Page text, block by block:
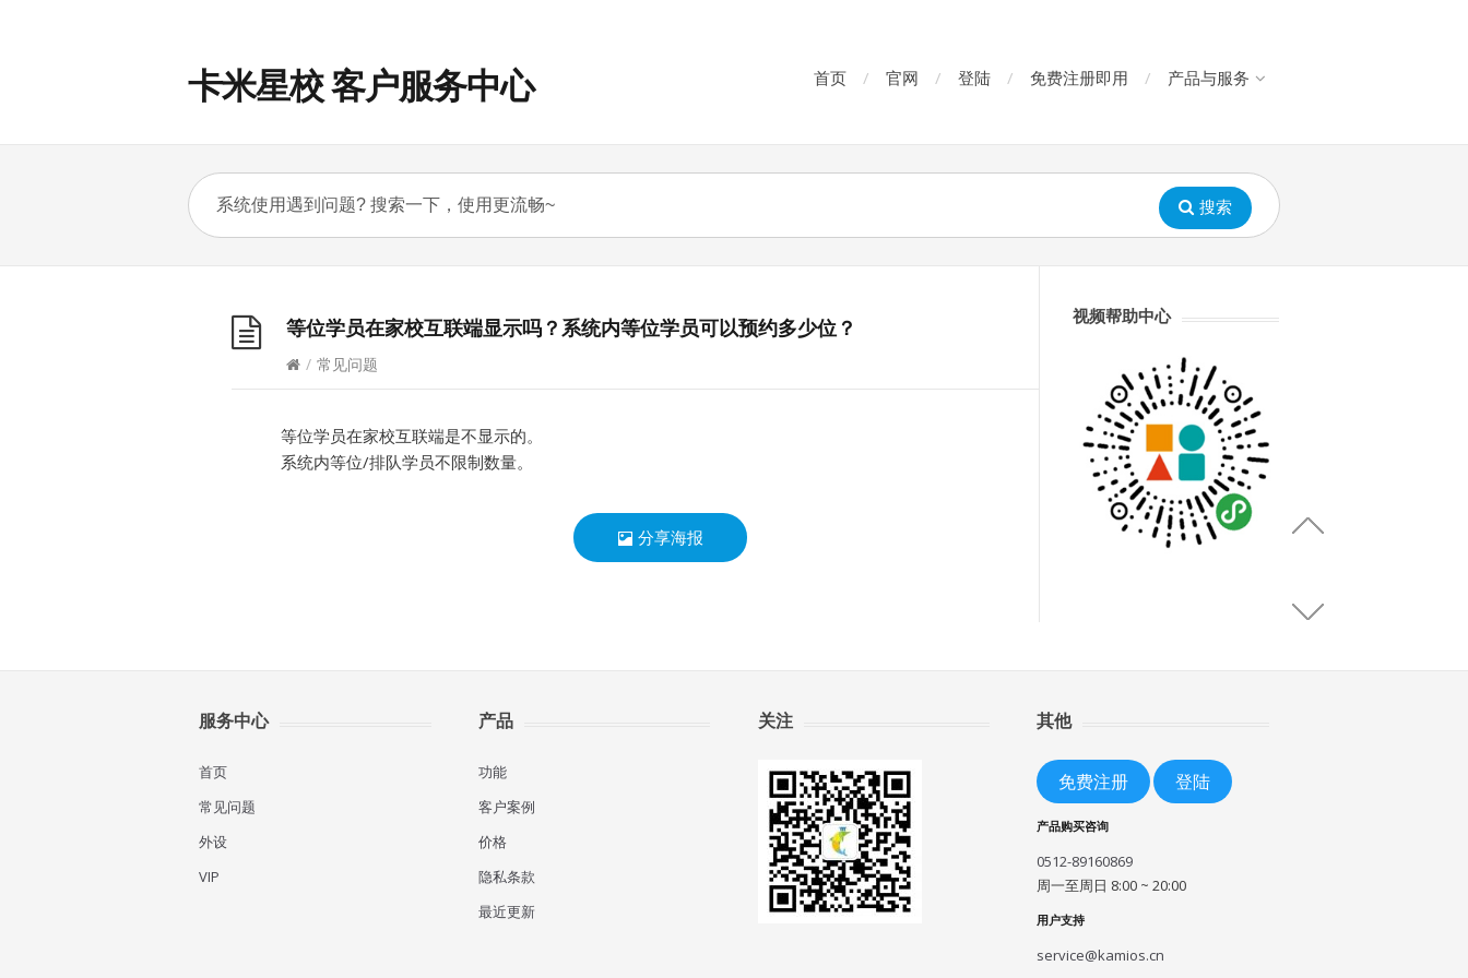
卡米星校 客户服务中心 首页 官网 登陆 免费注册即用 产品与服务
搜索
等位学员在家校互联端显示吗？系统内等位学员可以预约多少位？
/ 常见问题
等位学员在家校互联端是不显示的。
系统内等位/排队学员不限制数量。
分享海报
视频帮助中心
服务中心
首页
常见问题
外设
VIP
产品
功能
客户案例
价格
隐私条款
最近更新
关注 其他
免费注册 登陆
产品购买咨询
0512-89160869
周一至周日 8:00 ~ 20:00
用户支持
service@kamios.cn